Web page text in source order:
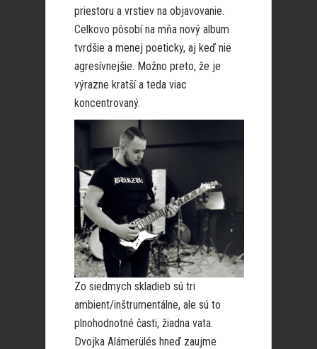
priestoru a vrstiev na objavovanie.
Celkovo pôsobí na mňa nový album
tvrdšie a menej poeticky, aj keď nie
agresívnejšie. Možno preto, že je
výrazne kratší a teda viac
koncentrovaný.
Zo siedmych skladieb sú tri
ambient/inštrumentálne, ale sú to
plnohodnotné časti, žiadna vata.
Dvojka Alámerülés hneď zaujme